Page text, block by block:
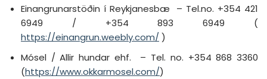
Einangrunarstöðin í Reykjanesbæ – Tel.no. +354 421
6949 / +354 893 6949 (
https://einangrun.weebly.com/ )
Mósel / Allir hundar ehf. – Tel. no. +354 868 3360
(https://www.okkarmosel.com/)